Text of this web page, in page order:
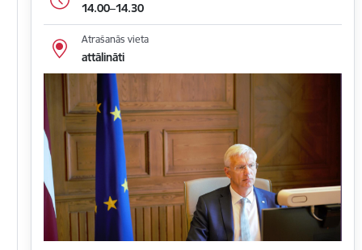
14.00–14.30
Atrašanās vieta
attālināti